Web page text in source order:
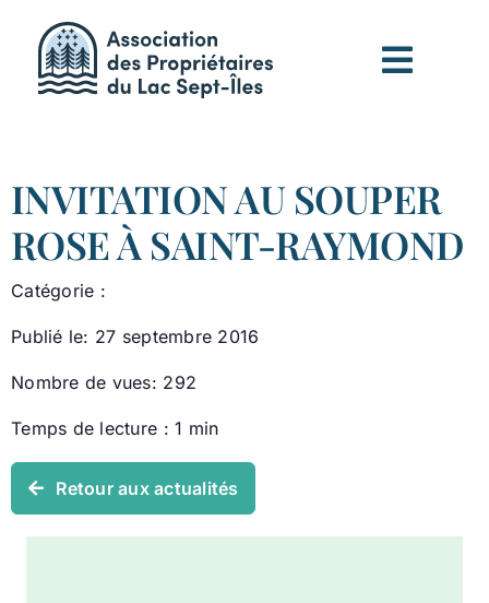
contenu
INVITATION AU SOUPER
ROSE À SAINT-RAYMOND
Catégorie :
Publié le: 27 septembre 2016
Nombre de vues: 292
Temps de lecture : 1 min
Retour aux actualités